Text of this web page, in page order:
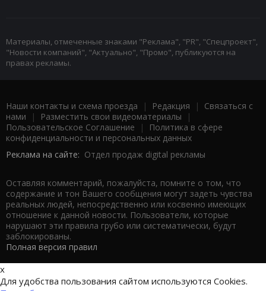
Материалы, отмеченные знаками "Реклама", "PR", "Спецпроект",
"Новости компаний", "Актуально", "Промо", публикуются на
правах рекламы.
Наши контакты и схема проезда | Редакция | Связаться с
нами | Разместить свои видеоматериалы |
Пользовательское Соглашение |
Политика в сфере
конфиденциальности и персональных данных
Реклама на сайте: Отдел продаж digital рекламы
Оставляя комментарий, пожалуйста, помните о том, что
содержание и тон Вашего сообщения могут задеть чувства
реальных людей, непосредственно или косвенно имеющих
отношение к данной новости. Пользователи, которые
нарушают эти правила грубо или систематически, будут
заблокированы.
Полная версия правил
x
Для удобства пользования сайтом используются Cookies.